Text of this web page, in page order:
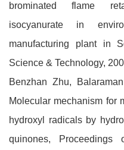
brominated flame
isocyanurate in
manufacturing plant in
Science & Technology,
Benzhan Zhu,
Molecular mechanism for
hydroxyl radicals by
quinones,